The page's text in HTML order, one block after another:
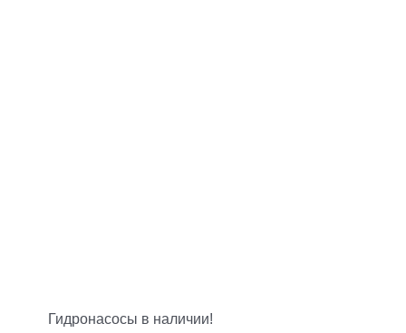
Гидронасосы в наличии!